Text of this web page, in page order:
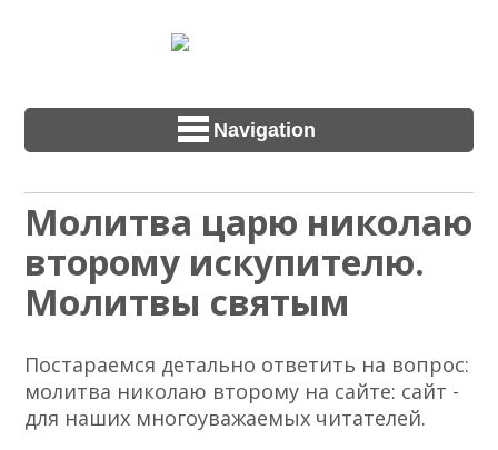
Navigation
Молитва царю николаю
второму искупителю.
Молитвы святым
Постараемся детально ответить на вопрос:
молитва николаю второму на сайте: сайт -
для наших многоуважаемых читателей.